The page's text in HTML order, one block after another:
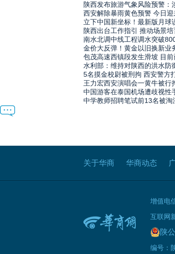
陕西发布旅游气象风险预警：
西安解除暴雨黄色预警 今日
立下中国新坐标！最新版月球
陕西出台工作指引 推动场景
南水北调中线工程调水突破
金价大反弹！黄金以旧换新业
包茂高速西镇段发生滑坡 目
水利部：维持对陕西的洪水
5名摸金校尉被刑拘 西安警方
王力宏西安演唱会一黄牛被行
中国游客在泰国机场遭歧视性
中学教师招聘笔试前13名被淘
关于华商 华商动态
增值电
互联网
陕
编号：